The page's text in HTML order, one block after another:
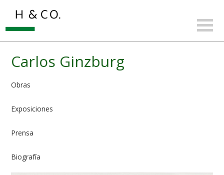
Carlos Ginzburg
Obras
Exposiciones
Prensa
Biografía